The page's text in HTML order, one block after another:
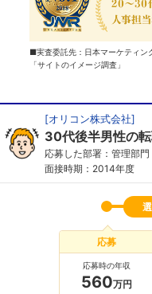
■実査委託先：日本マーケティ
「サイトのイメージ調査」
[オリコン株式会社]
30代後半男性の
応募した部署：管理部門
面接時期：2014年度
応募
応募時の年収
560万円